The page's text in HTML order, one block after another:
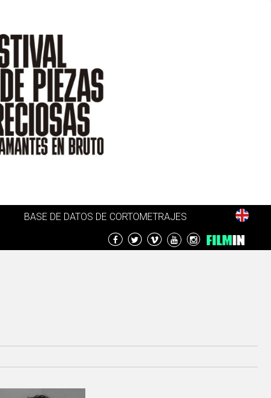
BASE DE DATOS DE CORTOMETRAJES